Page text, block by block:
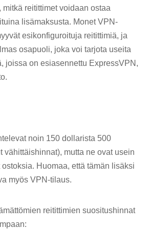
mitkä reitittimet voidaan ostaa
lisämaksusta. Monet VPN-
esikonfiguroituja reitittimiä, ja
osapuoli, joka voi tarjota useita
joissa on esiasennettu ExpressVPN,
noin 150 dollarista 500
vähittäishinnat), mutta ne ovat usein
Huomaa, että tämän lisäksi
myös VPN-tilaus.
reitittimien suositushinnat